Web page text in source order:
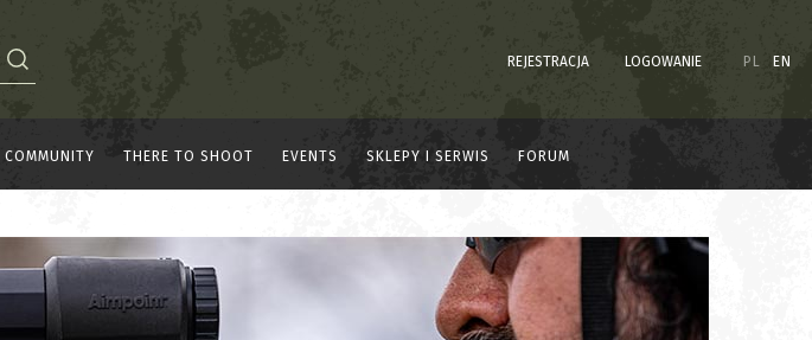
REJESTRACJA LOGOWANIE PL EN
COMMUNITY THERE TO SHOOT EVENTS SKLEPY I SERWIS FORUM